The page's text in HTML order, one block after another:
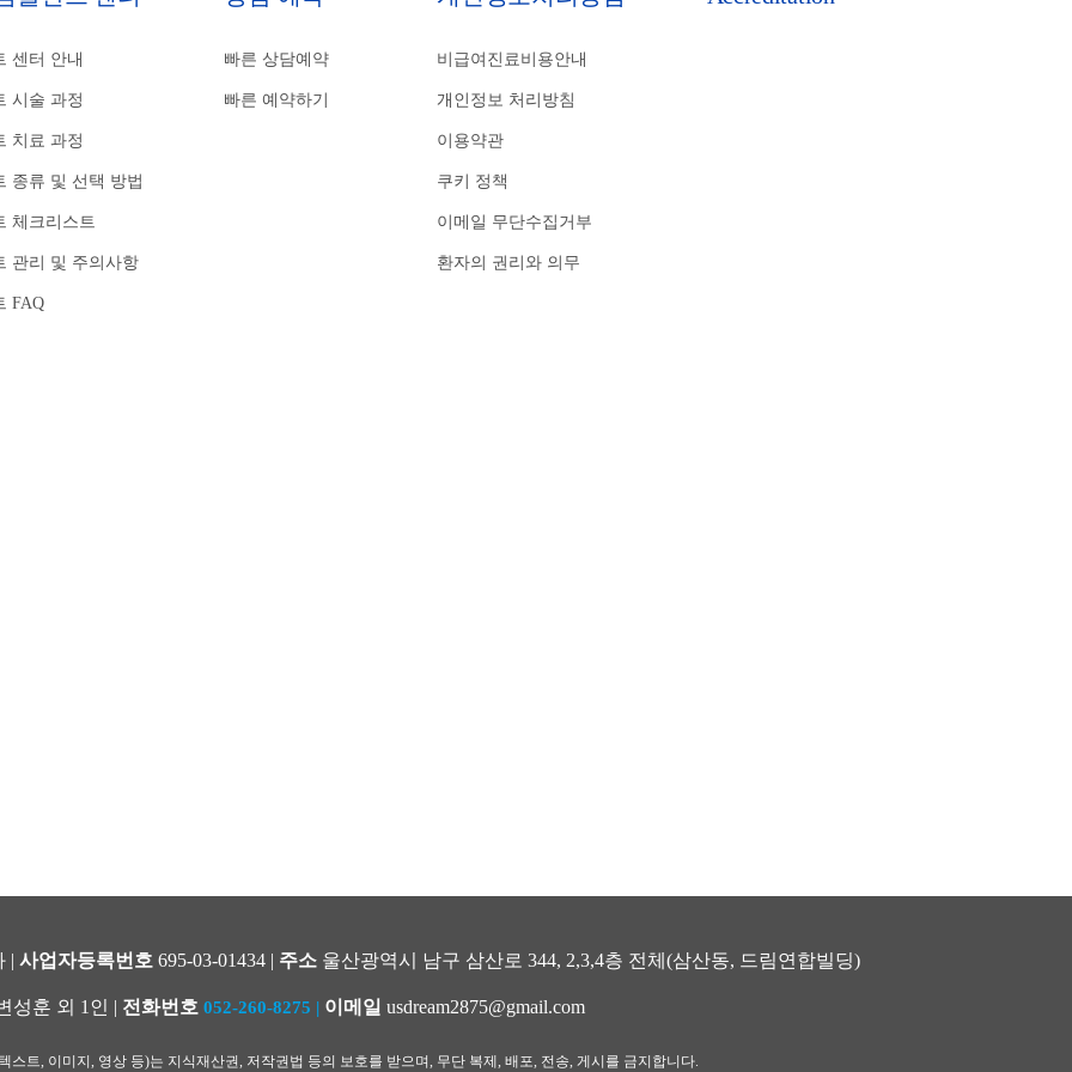
센터 안내
시술 과정
치료 과정
종류 및 선택 방법
체크리스트
관리 및 주의사항
FAQ
빠른 상담예약
빠른 예약하기
비급여진료비용안내
개인정보 처리방침
이용약관
쿠키 정책
이메일 무단수집거부
환자의 권리와 의무
| 사업자등록번호 695-03-01434 | 주소울산광역시 남구 삼산로 344, 2,3,4층 전체(삼산동, 드림연합빌딩)
성훈 외 1인 | 전화번호 052-260-8275 | 이메일 usdream2875@gmail.com
스트, 이미지, 영상 등)는 지식재산권, 저작권법 등의 보호를 받으며, 무단 복제, 배포, 전송, 게시를 금지합니다.